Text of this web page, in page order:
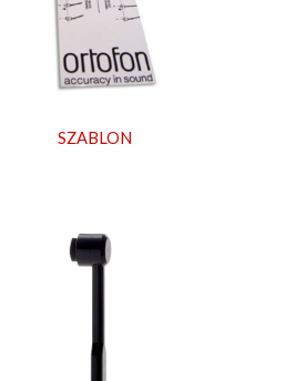
SZABLON